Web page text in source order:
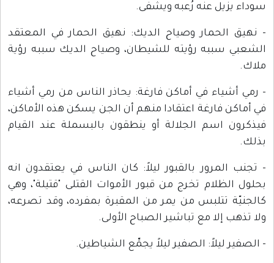
سوداء يزيل عنه رُعبه ويشفى.
- نهيق الحمار وصياح الديك: نهيق الحمار في المعتقد
الشعبي سببه رؤيته للشيطان، وصياح الديك سببه رؤية
ملاك.
- رمي أشياء في أماكن فارغة: يحاذر الناس من رمي أشياء
في أماكن فارغة اعتقادا منهم أن الجن يسكن هذه الأماكن،
فيذكرون اسم الجلالة أو ينطقون بالبسملة عند القيام
بذلك.
- تجنب المرور بالقبور ليلاً: كان الناس في يعتقدون انه
بحلول الظلام تخرج من قبور الأموات القتلى "قتيلة"، وهي
كالجنيّة تتلبس من يمر من المقبرة بمفرده، وقد تصرعه،
ولا تذهب إلا مع تباشير الصباح الأولى.
- الصفير ليلاً: الصفير ليلاً يجمِّع الشياطين.